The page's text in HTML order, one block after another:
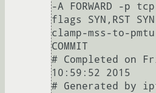
-A FORWARD -p
flags SYN,RST
clamp-mss-to-pmtu
COMMIT
# Completed on
10:59:52 2015
# Generated by